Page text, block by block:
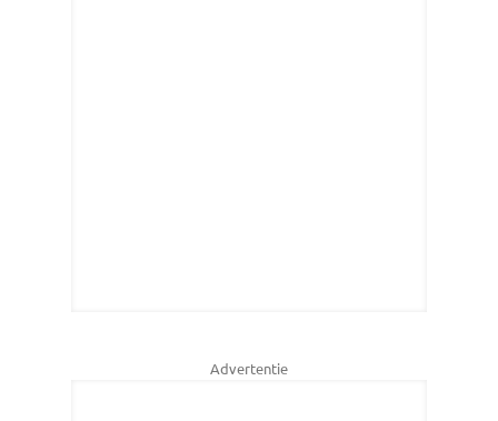
Advertentie